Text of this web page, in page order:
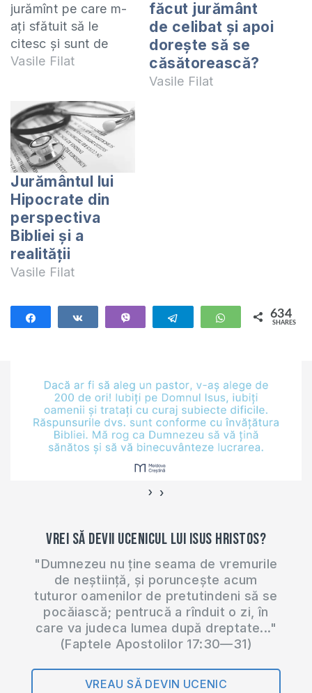
jurămînt pe care m-
ați sfătuit să le
citesc și sunt de
acord cu ceea ce ați
să-mi explicați
următorul verset din
Iacov 5:12 care
spune: "Mai presus
de toate, frații mei,
să nu vă jurați nici
pe cer, nici pe
pămînt, nici…
Vasile Filat
făcut jurământ
de celibat și apoi
dorește să se
căsătorească?
Vasile Filat
Jurământul lui
Hipocrate din
perspectiva
Bibliei şi a
realităţii
Vasile Filat
Telegram WhatsApp
634
SHARES
‹ ›
Vrei să devii ucenicul lui Isus Hristos?
"Dumnezeu nu ține seama de vremurile
de neștiință, și poruncește acum
tuturor oamenilor de pretutindeni să se
pocăiască; pentrucă a rînduit o zi, în
care va judeca lumea după dreptate..."
(Faptele Apostolilor 17:30—31)
VREAU SĂ DEVIN UCENIC